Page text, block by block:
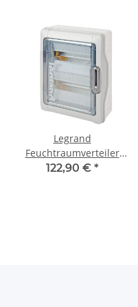
Legrand
Feuchtraumverteiler
Aufputz 2 x 12 TE
122,90 € *